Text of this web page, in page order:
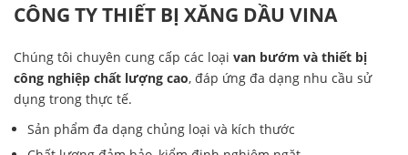
CÔNG TY THIẾT BỊ XĂNG DẦU VINA
Chúng tôi chuyên cung cấp các loại van bướm và thiết bị
công nghiệp chất lượng cao, đáp ứng đa dạng nhu cầu sử
dụng trong thực tế.
Sản phẩm đa dạng chủng loại và kích thước